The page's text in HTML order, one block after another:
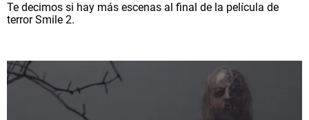
Te decimos si hay más escenas al final de la película de
terror Smile 2.